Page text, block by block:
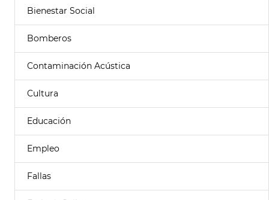
Bienestar Social
Bomberos
Contaminación Acústica
Cultura
Educación
Empleo
Fallas